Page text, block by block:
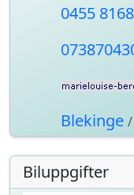
0455
Blekinge /
Biluppgifter